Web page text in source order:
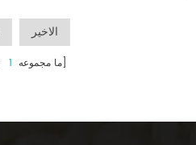
الاخير
[ ما مجموعه 1